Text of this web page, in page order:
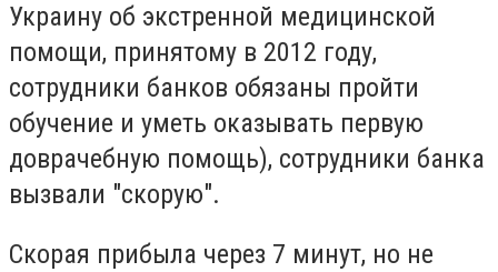
Украину об экстренной медицинской
помощи, принятому в 2012 году,
сотрудники банков обязаны пройти
обучение и уметь оказывать первую
доврачебную помощь), сотрудники банка
вызвали "скорую".
Скорая прибыла через 7 минут, но не